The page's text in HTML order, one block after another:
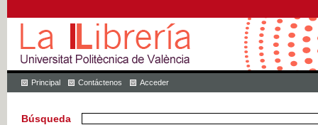
Principal Contáctenos Acceder
Búsqueda